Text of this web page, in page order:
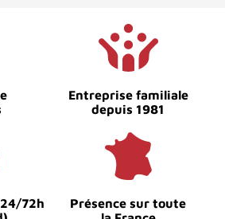
Entreprise familiale
depuis 1981
72h
Présence sur toute